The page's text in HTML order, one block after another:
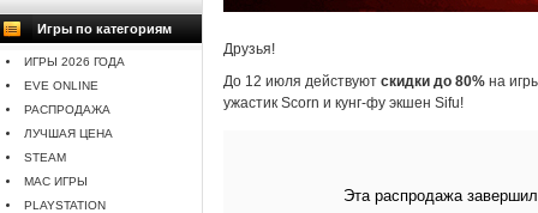
Игры по категориям
ИГРЫ 2026 ГОДА
EVE ONLINE
РАСПРОДАЖА
ЛУЧШАЯ ЦЕНА
STEAM
MAC ИГРЫ
PLAYSTATION
Друзья!
До 12 июля действуют скидки до 80% на
ужастик Scorn и кунг-фу экшен Sifu!
Эта распродажа